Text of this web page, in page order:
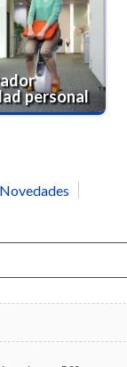
personal
Novedades